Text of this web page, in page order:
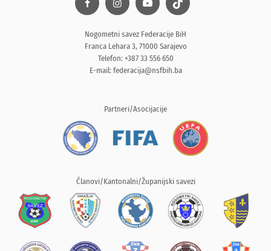
Nogometni savez Federacije BiH
Franca Lehara 3, 71000 Sarajevo
Telefon: +387 33 556 650
E-mail: federacija@nsfbih.ba
Partneri/Asocijacije
Članovi/Kantonalni/Županijski savezi